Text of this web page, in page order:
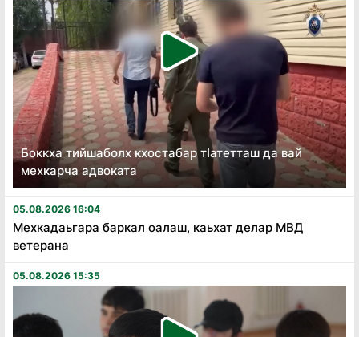
Боккха тийшаболх кхостабар тӏатетташ да вай
мехкарча адвоката
05.08.2026 16:04
Мехкадаьгара баркал оалаш, каьхат делар МВД
ветерана
05.08.2026 15:35